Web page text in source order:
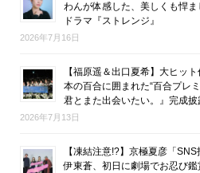
わんが体感した、美しくも悍ま
ドラマ『ストレンジ』
2026年7月16日
【福原遥＆出口夏希】大ヒッ
本の百合に囲まれた“百合プレ
君とまた出会いたい。』完成披
2026年7月13日
【凍結注意!?】京極夏彦「
伊東蒼、初日に劇場でお忍び